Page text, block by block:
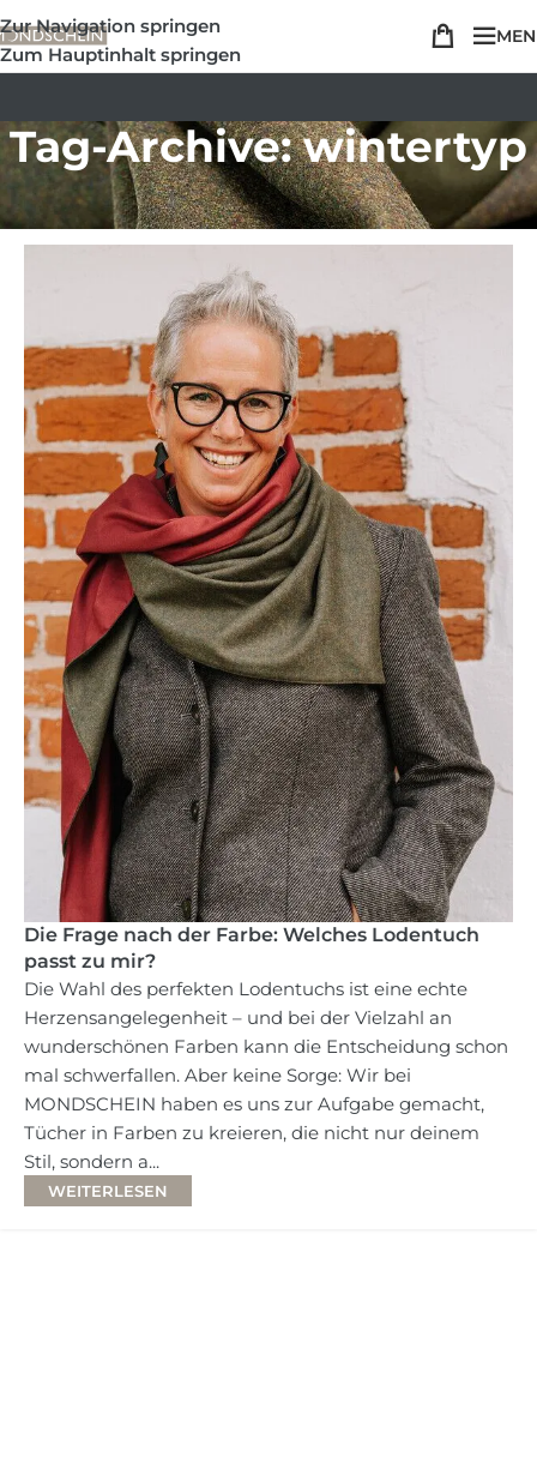
Zur Navigation springen
Zum Hauptinhalt springen
Tag-Archive: wintertyp
Die Frage nach der Farbe: Welches Lodentuch
passt zu mir?
Die Wahl des perfekten Lodentuchs ist eine echte
Herzensangelegenheit – und bei der Vielzahl an
wunderschönen Farben kann die Entscheidung schon
mal schwerfallen. Aber keine Sorge: Wir bei
MONDSCHEIN haben es uns zur Aufgabe gemacht,
Tücher in Farben zu kreieren, die nicht nur deinem
Stil, sondern a...
WEITERLESEN